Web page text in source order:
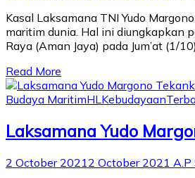
Kasal Laksamana TNI Yudo
maritim dunia. Hal ini diungkapkan
Raya (Aman Jaya) pada Jum’at (1/10).
Read More
Budaya MaritimHL Kebudayaan
Laksamana Yudo
2 October 20212 October 2021